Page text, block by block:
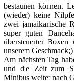
bestaunen können.
(wieder) keine
zwei jamaikanische
super guten
übersteuerter
unserem Geschmack;)
Am nächsten Tag
und die Zeit zum
Minibus weiter nach